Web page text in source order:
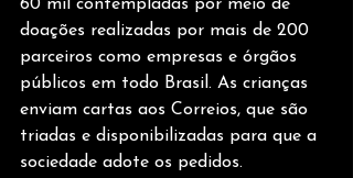
60 mil contempladas por meio de
doações realizadas por mais de 200
parceiros como empresas e órgãos
públicos em todo Brasil. As crianças
enviam cartas aos Correios, que são
triadas e disponibilizadas para que a
sociedade adote os pedidos.